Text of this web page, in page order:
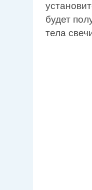
будет
тела